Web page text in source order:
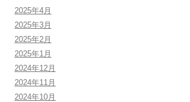
2025年4月
2025年3月
2025年2月
2025年1月
2024年12月
2024年11月
2024年10月